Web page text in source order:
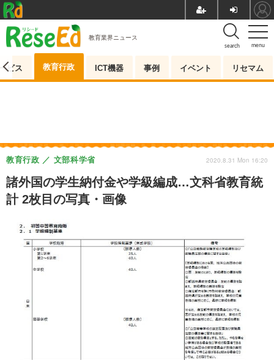
menu
search
教育業界ニュース
ビス 教育行政 ICT機器 事例 イベント リセマム
諸外国の学生納付金や学級編成…文科省教育統
計 2枚目の写真・画像
教育行政 文部科学省 2020.8.31 Mon 16:20